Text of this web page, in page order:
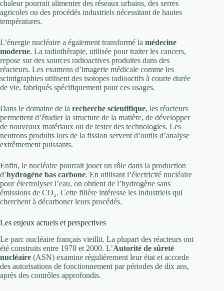
chaleur pourrait alimenter des réseaux urbains, des serres
agricoles ou des procédés industriels nécessitant de hautes
températures.
L’énergie nucléaire a également transformé la médecine
moderne. La radiothérapie, utilisée pour traiter les cancers,
repose sur des sources radioactives produites dans des
réacteurs. Les examens d’imagerie médicale comme les
scintigraphies utilisent des isotopes radioactifs à courte durée
de vie, fabriqués spécifiquement pour ces usages.
Dans le domaine de la recherche scientifique, les réacteurs
permettent d’étudier la structure de la matière, de développer
de nouveaux matériaux ou de tester des technologies. Les
neutrons produits lors de la fission servent d’outils d’analyse
extrêmement puissants.
Enfin, le nucléaire pourrait jouer un rôle dans la production
d’hydrogène bas carbone. En utilisant l’électricité nucléaire
pour électrolyser l’eau, on obtient de l’hydrogène sans
émissions de CO₂. Cette filière intéresse les industriels qui
cherchent à décarboner leurs procédés.
Les enjeux actuels et perspectives
Le parc nucléaire français vieillit. La plupart des réacteurs ont
été construits entre 1978 et 2000. L’Autorité de sûreté
nucléaire (ASN) examine régulièrement leur état et accorde
des autorisations de fonctionnement par périodes de dix ans,
après des contrôles approfondis.